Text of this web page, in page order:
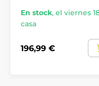
Con el
puede
En stock, el viernes
casa
196,99 €